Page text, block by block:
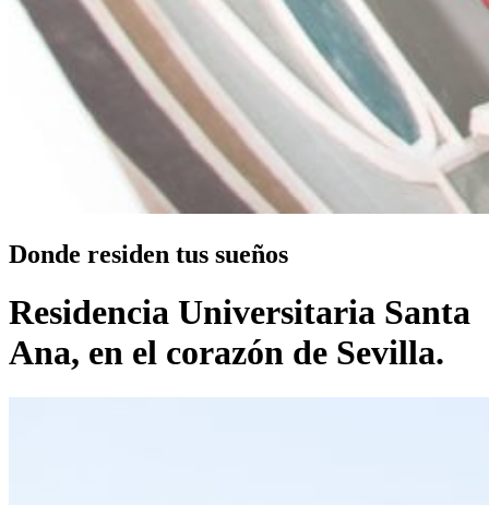
Donde residen tus sueños
Residencia Universitaria Santa
Ana, en el corazón de Sevilla.